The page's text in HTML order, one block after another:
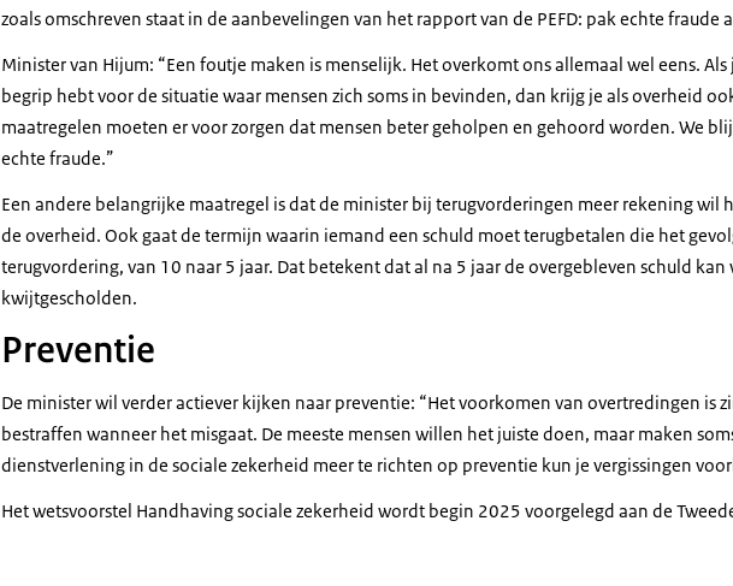
zoals omschreven staat in de aanbevelingen van het rapport van de PEFD: pak echte fraude
Minister van Hijum: “Een foutje maken is menselijk. Het overkomt ons allemaal wel eens.
begrip hebt voor de situatie waar mensen zich soms in bevinden, dan krijg je als overheid
maatregelen moeten er voor zorgen dat mensen beter geholpen en gehoord worden. We
echte fraude.”
Een andere belangrijke maatregel is dat de minister bij terugvorderingen meer rekening wil
de overheid. Ook gaat de termijn waarin iemand een schuld moet terugbetalen die het
terugvordering, van 10 naar 5 jaar. Dat betekent dat al na 5 jaar de overgebleven schuld kan
kwijtgescholden.
Preventie
De minister wil verder actiever kijken naar preventie: “Het voorkomen van overtredingen is
bestraffen wanneer het misgaat. De meeste mensen willen het juiste doen, maar maken
dienstverlening in de sociale zekerheid meer te richten op preventie kun je vergissingen
Het wetsvoorstel Handhaving sociale zekerheid wordt begin 2025 voorgelegd aan de